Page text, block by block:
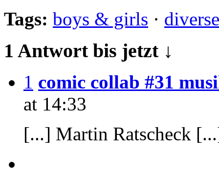
Tags: boys & girls · diverse
1 Antwort bis jetzt ↓
1 comic collab #31
at 14:33
[...] Martin Ratscheck